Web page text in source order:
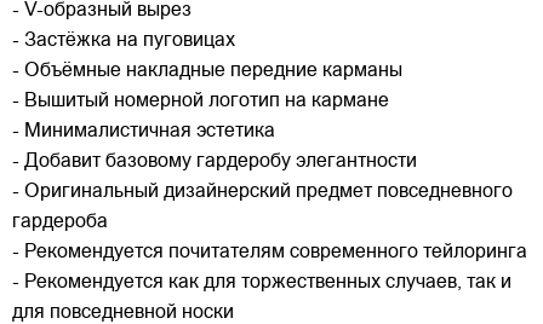
- V-образный вырез
- Застёжка на пуговицах
- Объёмные накладные передние карманы
- Вышитый номерной логотип на кармане
- Минималистичная эстетика
- Добавит базовому гардеробу элегантности
- Оригинальный дизайнерский предмет повседневного
гардероба
- Рекомендуется почитателям современного тейлоринга
- Рекомендуется как для торжественных случаев, так и
для повседневной носки